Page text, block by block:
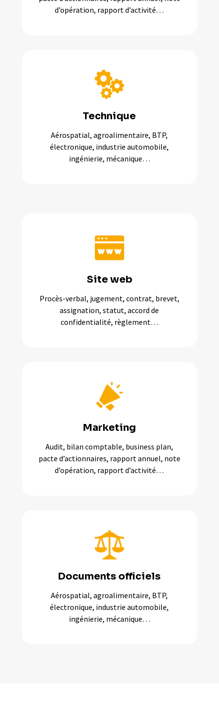
d’opération, rapport d’activité…
Technique
Aérospatial, agroalimentaire, BTP,
électronique, industrie automobile,
ingénierie, mécanique…
Site web
Procès-verbal, jugement, contrat, brevet,
assignation, statut, accord de
confidentialité, règlement…
Marketing
Audit, bilan comptable, business plan,
pacte d’actionnaires, rapport annuel, note
d’opération, rapport d’activité…
Documents officiels
Aérospatial, agroalimentaire, BTP,
électronique, industrie automobile,
ingénierie, mécanique…